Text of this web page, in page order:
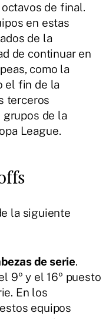
de final.
en estas
de la
de continuar en
como la
el fin de la
terceros
de la
League.
la siguiente
de serie.
9º y el 16º puesto
En los
equipos